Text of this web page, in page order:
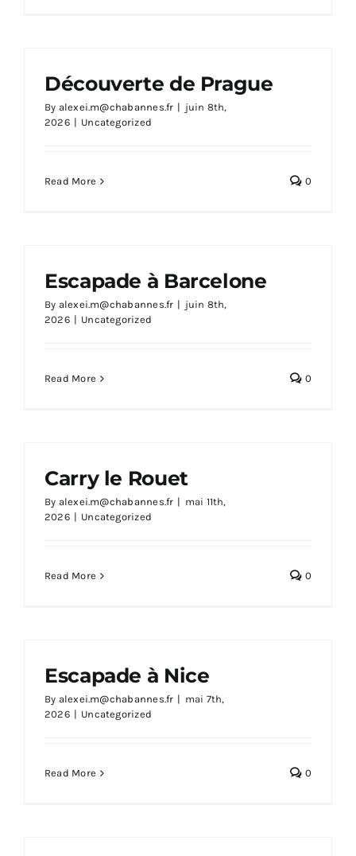
Découverte de Prague
By alexei.m@chabannes.fr | juin 8th,
2026 | Uncategorized
Read More 0
Escapade à Barcelone
By alexei.m@chabannes.fr | juin 8th,
2026 | Uncategorized
Read More 0
Carry le Rouet
By alexei.m@chabannes.fr | mai 11th,
2026 | Uncategorized
Read More 0
Escapade à Nice
By alexei.m@chabannes.fr | mai 7th,
2026 | Uncategorized
Read More 0